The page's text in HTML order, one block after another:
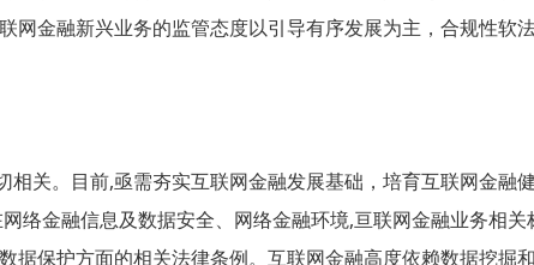
网金融新兴业务的监管态度以引导有序发展为主，合规性软
相关。目前,亟需夯实互联网金融发展基础，培育互联网金融健
络金融信息及数据安全、网络金融环境,亘联网金融业务相关
据保护方面的相关法律条例。互联网金融高度依赖数据挖掘和